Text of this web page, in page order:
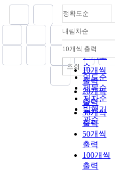
정확도순
정확도
순
인기도
순
연도순
제목순
저자순
발행기
관순
내림차순
내림차순
10개씩 출력
10개씩
출력
20개씩
출력
30개씩
출력
50개씩
출력
100개씩
출력
조회